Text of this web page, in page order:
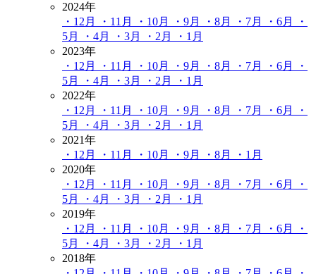
2024年
・12月
・11月 ・10月 ・9月 ・8月 ・7月 ・6月
・
5月
・4月 ・3月 ・2月
・1月
2023年
・12月
・11月 ・10月 ・9月 ・8月 ・7月 ・6月
・
5月
・4月 ・3月 ・2月
・1月
2022年
・12月
・11月 ・10月 ・9月 ・8月 ・7月 ・6月
・
5月
・4月 ・3月 ・2月
・1月
2021年
・12月
・11月 ・10月 ・9月 ・8月
・1月
2020年
・12月
・11月 ・10月 ・9月 ・8月 ・7月 ・6月
・
5月
・4月 ・3月 ・2月
・1月
2019年
・12月
・11月 ・10月 ・9月 ・8月 ・7月 ・6月
・
5月
・4月 ・3月 ・2月
・1月
2018年